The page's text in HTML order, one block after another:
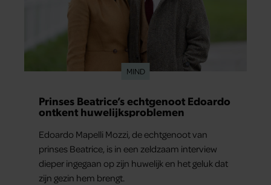
MIND
Prinses Beatrice’s echtgenoot Edoardo
ontkent huwelijksproblemen
Edoardo Mapelli Mozzi, de echtgenoot van
prinses Beatrice, is in een zeldzaam interview
dieper ingegaan op zijn huwelijk en het geluk dat
zijn gezin hem brengt.